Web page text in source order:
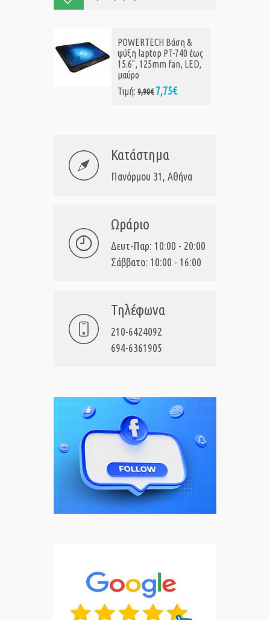
POWERTECH Βάση &
ψύξη laptop PT-740 έως
15.6", 125mm fan, LED,
μαύρο
Τιμή:9,90€ 7,75€
Κατάστημα
Πανόρμου 31, Αθήνα
Ωράριο
Δευτ-Παρ: 10:00 - 20:00
Σάββατο: 10:00 - 16:00
Τηλέφωνα
210-6424092
694-6361905